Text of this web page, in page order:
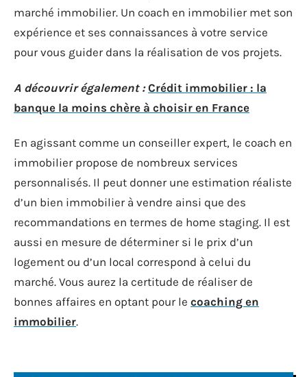
marché immobilier. Un coach en immobilier met son
expérience et ses connaissances à votre service
pour vous guider dans la réalisation de vos projets.
A découvrir également : Crédit immobilier : la
banque la moins chère à choisir en France
En agissant comme un conseiller expert, le coach en
immobilier propose de nombreux services
personnalisés. Il peut donner une estimation réaliste
d’un bien immobilier à vendre ainsi que des
recommandations en termes de home staging. Il est
aussi en mesure de déterminer si le prix d’un
logement ou d’un local correspond à celui du
marché. Vous aurez la certitude de réaliser de
bonnes affaires en optant pour le coaching en
immobilier.